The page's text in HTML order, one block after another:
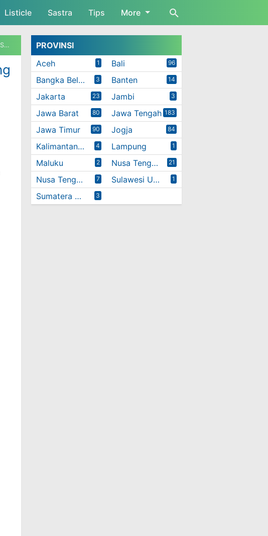
Listicle Sastra Tips More
PROVINSI
Aceh
1 Bali 96
Bangka Belitung 3 Banten 14
Jakarta 23 Jambi 3
Jawa Barat 80 Jawa Tengah 183
Jawa Timur 90 Jogja 84
Kalimantan Timur 4 Lampung 1
Maluku 2 Nusa Tenggara Barat 21
Nusa Tenggara Timur 7 Sulawesi Utara 1
Sumatera Utara 3